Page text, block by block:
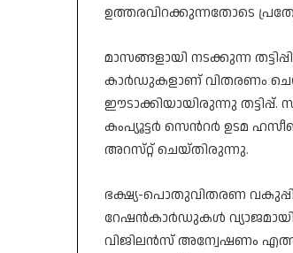
ഉത്തരവിറക്കുന്നതോടെ
മാസങ്ങളായി നടക്കുന്ന
കാർഡുകളാണ്‌ വിതരണം
ഈടാക്കിയായിരുന്നു
കംപ്യൂട്ടർ സെന്‍റർ ഉടമ
അറസ്‌റ്റ്‌ ചെയ്‌തിരുന്നു.
ഭക്ഷ്യ-പൊതുവിതരണ
റേഷൻകാർഡുകൾ വ്യാജമായി
വിജിലൻസ് അന്വേഷണം